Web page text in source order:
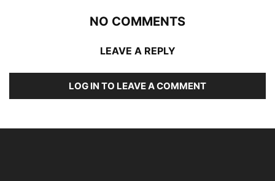
NO COMMENTS
LEAVE A REPLY
LOG IN TO LEAVE A COMMENT